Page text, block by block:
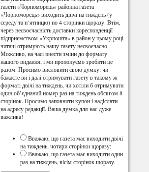
газети «Чорноморець» районна газета
«Чорноморець» виходить двічі на тиждень (у
середу та п’ятницю) по 4 сторінки щоразу. Втім,
через несвоєчасність доставки кореспонденції
підприємством «Укрпошта» в район у цьому році
читачі отримують нашу газету несвоєчасно.
Можливо, на часі внести зміни до формату
нашого видання, і ми пропонуємо зробити це
разом. Просимо висловити свою думку: чи
бажаєте ви і далі отримувати газету в такому ж
форматі двічі на тиждень, чи хотіли б отримувати
один об’єднаний номер раз на тиждень обсягом 8
сторінок. Просимо заповнити купон і надіслати
на адресу редакції. Ваша думка для нас дуже
важлива!
Вважаю, що газета має виходити двічі
на тиждень, чотири сторінки щоразу;
Вважаю, що газета має виходити один
раз на тиждень, вісім сторінок щоразу.